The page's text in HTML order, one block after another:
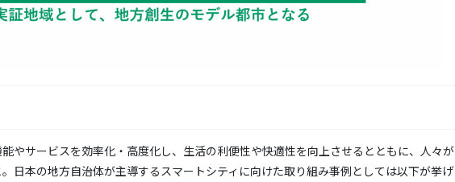
やサービスを効率化・高度化し、生活の利便性や快適性を向上させるとともに、人々が
日本の地方自治体が主導するスマートシティに向けた取り組み事例としては以下が挙げ